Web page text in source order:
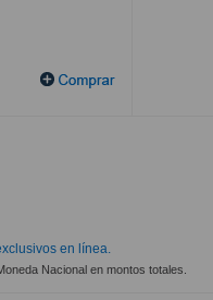
en línea.
Nacional en montos totales.